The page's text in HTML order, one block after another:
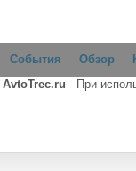
События Обзор
AvtoTrec.ru - При